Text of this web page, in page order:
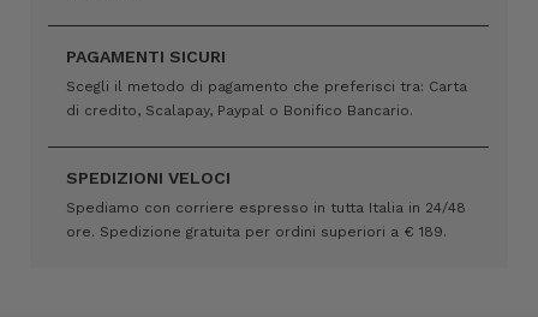
PAGAMENTI SICURI
Scegli il metodo di pagamento che preferisci tra: Carta
di credito, Scalapay, Paypal o Bonifico Bancario.
SPEDIZIONI VELOCI
Spediamo con corriere espresso in tutta Italia in 24/48
ore. Spedizione gratuita per ordini superiori a € 189.